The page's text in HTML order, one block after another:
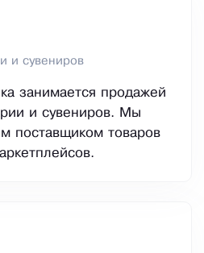
и сувениров
занимается продажей
и сувениров. Мы
поставщиком товаров